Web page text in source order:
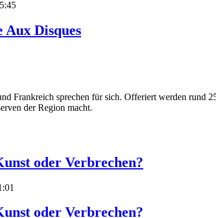
Aux Disques
Frankreich sprechen für sich. Offeriert werden rund
der Region macht.
oder Verbrechen?
oder Verbrechen?